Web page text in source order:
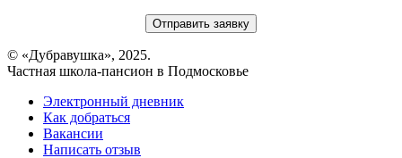
© «Дубравушка», 2025.
Частная школа-пансион в Подмосковье
Электронный дневник
Как добраться
Вакансии
Написать отзыв